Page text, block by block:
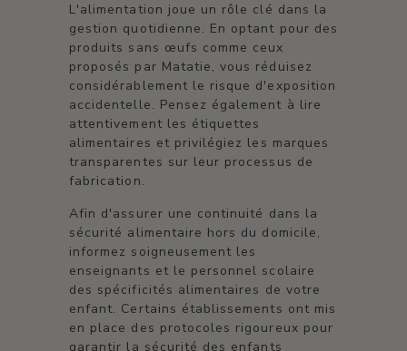
L'alimentation joue un rôle clé dans la
gestion quotidienne. En optant pour des
produits sans œufs comme ceux
proposés par Matatie, vous réduisez
considérablement le risque d'exposition
accidentelle. Pensez également à lire
attentivement les étiquettes
alimentaires et privilégiez les marques
transparentes sur leur processus de
fabrication.
Afin d'assurer une continuité dans la
sécurité alimentaire hors du domicile,
informez soigneusement les
enseignants et le personnel scolaire
des spécificités alimentaires de votre
enfant. Certains établissements ont mis
en place des protocoles rigoureux pour
garantir la sécurité des enfants